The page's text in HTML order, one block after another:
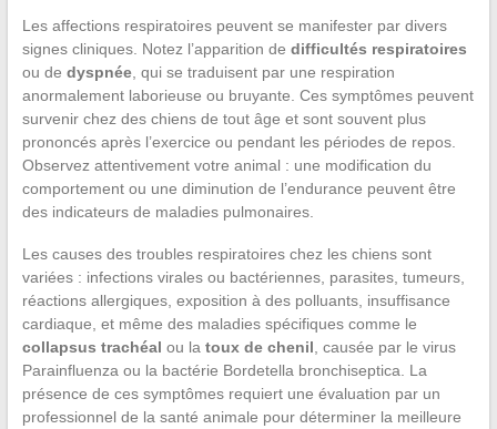
Les affections respiratoires peuvent se manifester par divers
signes cliniques. Notez l’apparition de difficultés respiratoires
ou de dyspnée, qui se traduisent par une respiration
anormalement laborieuse ou bruyante. Ces symptômes peuvent
survenir chez des chiens de tout âge et sont souvent plus
prononcés après l’exercice ou pendant les périodes de repos.
Observez attentivement votre animal : une modification du
comportement ou une diminution de l’endurance peuvent être
des indicateurs de maladies pulmonaires.
Les causes des troubles respiratoires chez les chiens sont
variées : infections virales ou bactériennes, parasites, tumeurs,
réactions allergiques, exposition à des polluants, insuffisance
cardiaque, et même des maladies spécifiques comme le
collapsus trachéal ou la toux de chenil , causée par le virus
Parainfluenza ou la bactérie Bordetella bronchiseptica. La
présence de ces symptômes requiert une évaluation par un
professionnel de la santé animale pour déterminer la meilleure